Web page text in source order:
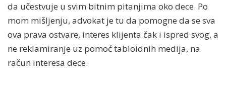
da učestvuje u svim bitnim pitanjima oko dece. Po
mom mišljenju, advokat je tu da pomogne da se sva
ova prava ostvare, interes klijenta čak i ispred svog, a
ne reklamiranje uz pomoć tabloidnih medija, na
račun interesa dece.